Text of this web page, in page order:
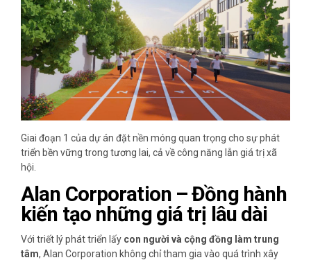
Giai đoạn 1 của dự án đặt nền móng quan trọng cho sự phát
triển bền vững trong tương lai, cả về công năng lẫn giá trị xã
hội.
Alan Corporation – Đồng hành
kiến tạo những giá trị lâu dài
Với triết lý phát triển lấy con người và cộng đồng làm trung
tâm, Alan Corporation không chỉ tham gia vào quá trình xây